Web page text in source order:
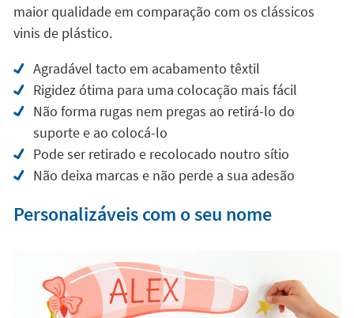
maior qualidade em comparação com os clássicos
vinis de plástico.
Agradável tacto em acabamento têxtil
Rigidez ótima para uma colocação mais fácil
Não forma rugas nem pregas ao retirá-lo do
suporte e ao colocá-lo
Pode ser retirado e recolocado noutro sítio
Não deixa marcas e não perde a sua adesão
Personalizáveis com o seu nome